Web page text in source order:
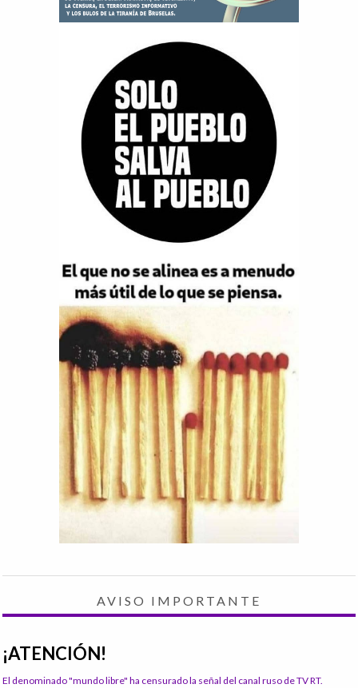
AVISO IMPORTANTE
¡ATENCIÓN!
El denominado "mundo libre" ha censurado la señal del canal ruso de TV RT.